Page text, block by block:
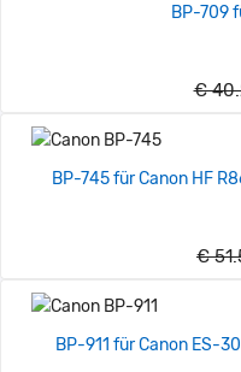
BP-709
€
BP-745 für Canon HF
€
BP-911 für Canon ES-